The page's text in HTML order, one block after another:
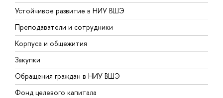
Устойчивое развитие в НИУ ВШЭ
Преподаватели и сотрудники
Корпуса и общежития
Закупки
Обращения граждан в НИУ ВШЭ
Фонд целевого капитала